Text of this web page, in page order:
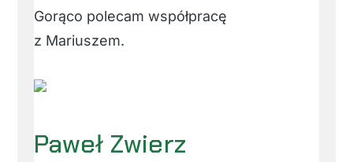
Gorąco polecam współpracę
z Mariuszem.
Paweł Zwierz